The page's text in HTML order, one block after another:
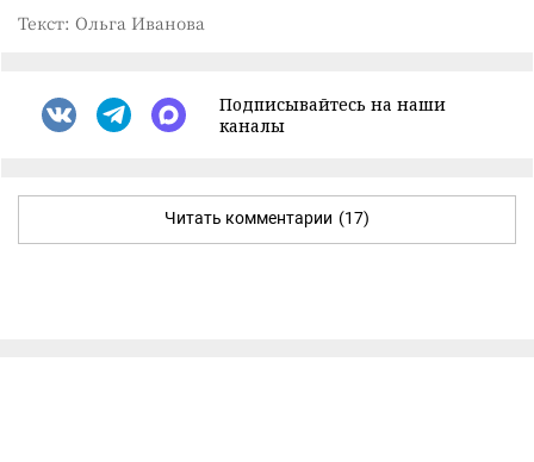
Текст: Ольга Иванова
Подписывайтесь на наши
каналы
Читать комментарии (17)